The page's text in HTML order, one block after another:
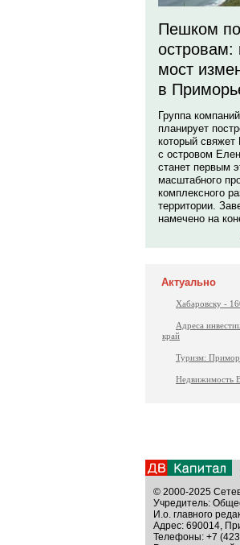
Пешком по
островам:
мост
в
Группа
планирует
который свяжет
с островом
станет первым
масштабного
комплексного
территории.
намечено на
Актуально
Хабаровску -
Адреса
край
Туризм:
Недвижимость
© 2000-2025
Учредитель:
И.о. главного
Адрес: 690014,
Телефоны: +7